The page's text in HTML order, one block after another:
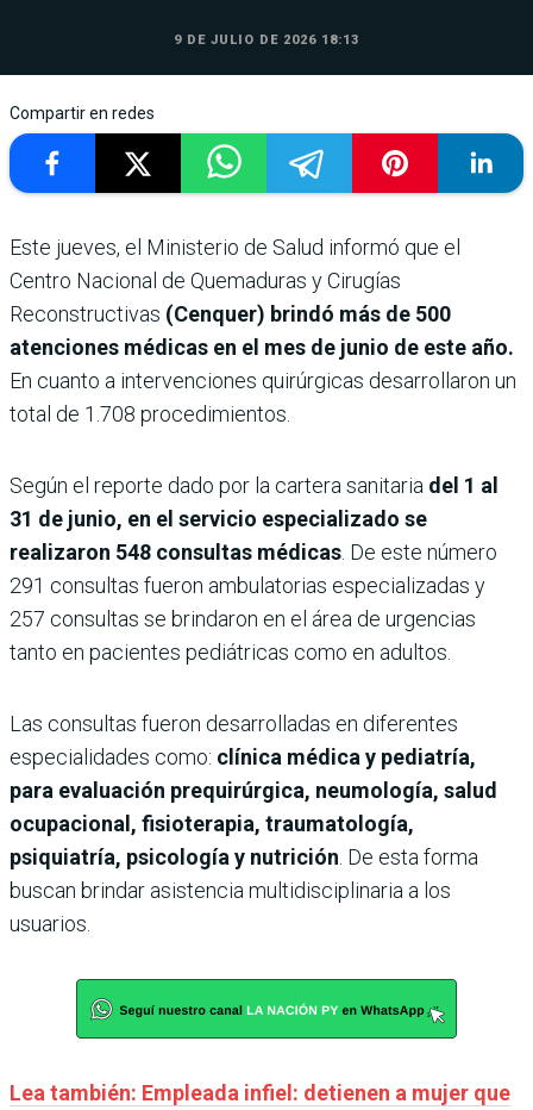
9 DE JULIO DE 2026 18:13
Compartir en redes
Este jueves, el Ministerio de Salud informó que el
Centro Nacional de Quemaduras y Cirugías
Reconstructivas (Cenquer) brindó más de 500
atenciones médicas en el mes de junio de este año.
En cuanto a intervenciones quirúrgicas desarrollaron un
total de 1.708 procedimientos.
Según el reporte dado por la cartera sanitaria del 1 al
31 de junio, en el servicio especializado se
realizaron 548 consultas médicas . De este número
291 consultas fueron ambulatorias especializadas y
257 consultas se brindaron en el área de urgencias
tanto en pacientes pediátricas como en adultos.
Las consultas fueron desarrolladas en diferentes
especialidades como: clínica médica y pediatría,
para evaluación prequirúrgica, neumología, salud
ocupacional, fisioterapia, traumatología,
psiquiatría, psicología y nutrición . De esta forma
buscan brindar asistencia multidisciplinaria a los
usuarios.
Lea también: Empleada infiel: detienen a mujer que